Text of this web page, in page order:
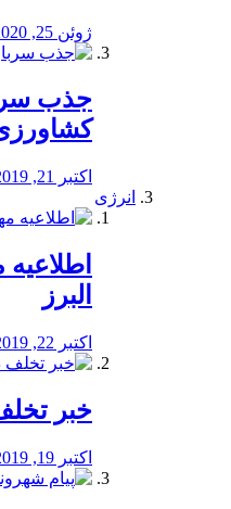
ژوئن 25, 2020
جذب
اکتبر 21, 2019
انرژی
البرز
اکتبر 22, 2019
خبر
اکتبر 19, 2019